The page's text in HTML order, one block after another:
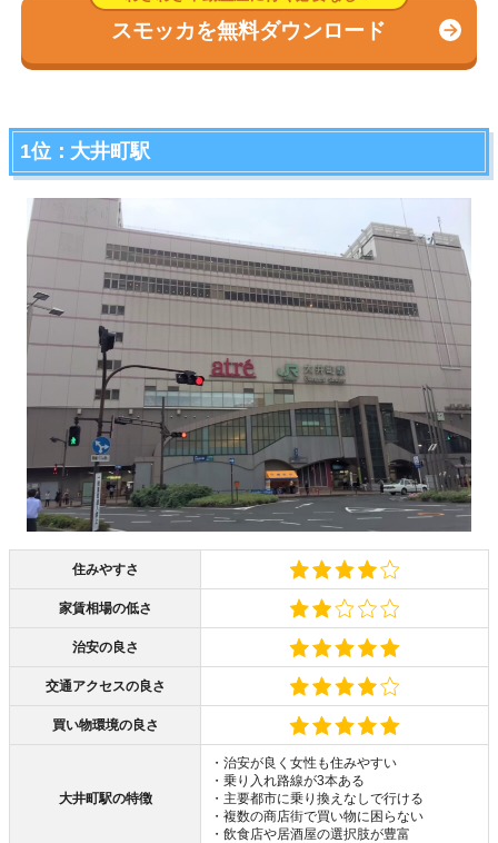
スモッカを無料ダウンロード
1位：大井町駅
住みやすさ
家賃相場の低さ
治安の良さ
交通アクセスの良さ
買い物環境の良さ
大井町駅の特徴
・治安が良く女性も住みやすい
・乗り入れ路線が3本ある
・主要都市に乗り換えなしで行ける
・複数の商店街で買い物に困らない
・飲食店や居酒屋の選択肢が豊富